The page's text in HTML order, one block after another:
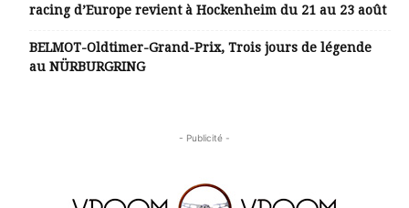
racing d’Europe revient à Hockenheim du 21 au 23 août
BELMOT-Oldtimer-Grand-Prix, Trois jours de légende
au NÜRBURGRING
- Publicité -